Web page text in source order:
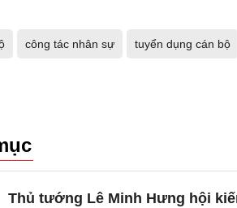
công tác nhân sự tuyển dụng cán bộ
Thủ tướng Lê Minh Hưng hội